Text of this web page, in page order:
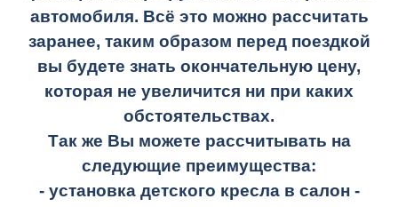
автомобиля. Всё это можно рассчитать
заранее, таким образом перед поездкой
вы будете знать окончательную цену,
которая не увеличится ни при каких
обстоятельствах.
Так же Вы можете рассчитывать на
следующие преимущества:
- установка детского кресла в салон -